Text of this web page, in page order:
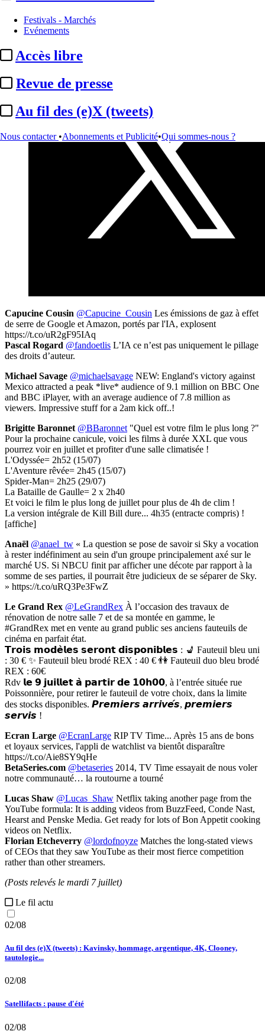
Festivals - Marchés
Evénements
Accès libre
Revue de presse
Au fil des (e)X (tweets)
Nous contacter •Abonnements et Publicité•Qui sommes-nous ?
Capucine Cousin @Capucine_Cousin Les émissions de gaz à effet
de serre de Google et Amazon, portés par l'IA, explosent
https://t.co/uR2gF95IAq
Pascal Rogard @fandoetlis L’IA ce n’est pas uniquement le pillage
des droits d’auteur.
Michael Savage @michaelsavage NEW: England's victory against
Mexico attracted a peak *live* audience of 9.1 million on BBC One
and BBC iPlayer, with an average audience of 7.8 million as
viewers. Impressive stuff for a 2am kick off..!
Brigitte Baronnet @BBaronnet "Quel est votre film le plus long ?"
Pour la prochaine canicule, voici les films à durée XXL que vous
pourrez voir en juillet et profiter d'une salle climatisée !
L'Odyssée= 2h52 (15/07)
L'Aventure rêvée= 2h45 (15/07)
Spider-Man= 2h25 (29/07)
La Bataille de Gaulle= 2 x 2h40
Et voici le film le plus long de juillet pour plus de 4h de clim !
La version intégrale de Kill Bill dure... 4h35 (entracte compris) !
[affiche]
Anaël @anael_tw « La question se pose de savoir si Sky a vocation
à rester indéfiniment au sein d'un groupe principalement axé sur le
marché US. Si NBCU finit par afficher une décote par rapport à la
somme de ses parties, il pourrait être judicieux de se séparer de Sky.
» https://t.co/uRQ3Pe3FwZ
Le Grand Rex @LeGrandRex À l’occasion des travaux de
rénovation de notre salle 7 et de sa montée en gamme, le
#GrandRex met en vente au grand public ses anciens fauteuils de
cinéma en parfait état.
𝗧𝗿𝗼𝗶𝘀 𝗺𝗼𝗱𝗲̀𝗹𝗲𝘀 𝘀𝗲𝗿𝗼𝗻𝘁 𝗱𝗶𝘀𝗽𝗼𝗻𝗶𝗯𝗹𝗲𝘀 : 💺 Fauteuil bleu uni
: 30 € ✨ Fauteuil bleu brodé REX : 40 € 👫 Fauteuil duo bleu brodé
REX : 60€
Rdv 𝗹𝗲 𝟵 𝗷𝘂𝗶𝗹𝗹𝗲𝘁 𝗮̀ 𝗽𝗮𝗿𝘁𝗶𝗿 𝗱𝗲 𝟭𝟬𝗵𝟬𝟬, à l’entrée située rue
Poissonnière, pour retirer le fauteuil de votre choix, dans la limite
des stocks disponibles. 𝙋𝙧𝙚𝙢𝙞𝙚𝙧𝙨 𝙖𝙧𝙧𝙞𝙫𝙚́𝙨, 𝙥𝙧𝙚𝙢𝙞𝙚𝙧𝙨
𝙨𝙚𝙧𝙫𝙞𝙨 !
Ecran Large @EcranLarge RIP TV Time... Après 15 ans de bons
et loyaux services, l'appli de watchlist va bientôt disparaître
https://t.co/Aie8SY9qHe
BetaSeries.com @betaseries 2014, TV Time essayait de nous voler
notre communauté… la routourne a tourné
Lucas Shaw @Lucas_Shaw Netflix taking another page from the
YouTube formula: It is adding videos from BuzzFeed, Conde Nast,
Hearst and Penske Media. Get ready for lots of Bon Appetit cooking
videos on Netflix.
Florian Etcheverry @lordofnoyze Matches the long-stated views
of CEOs that they saw YouTube as their most fierce competition
rather than other streamers.
(Posts relevés le mardi 7 juillet)
Le fil actu
02/08
Au fil des (e)X (tweets) : Kavinsky, hommage, argentique, 4K, Clooney,
tautologie...
02/08
Satellifacts : pause d'été
02/08